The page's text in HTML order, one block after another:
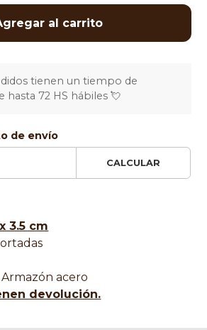
al carrito
tienen un tiempo de
hasta 72 HS hábiles 💘
de envío
CALCULAR
3.5 cm
acero
devolución.